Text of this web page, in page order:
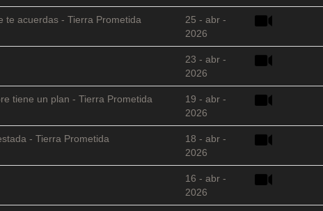
te acuerdas - Tierra Prometida
25 - abr -
2026
23 - abr -
2026
tiene un plan - Tierra Prometida
19 - abr -
2026
- Tierra Prometida
18 - abr -
2026
16 - abr -
2026